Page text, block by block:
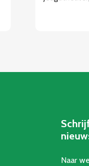
Naar